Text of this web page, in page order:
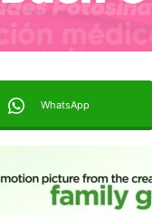
WhatsApp